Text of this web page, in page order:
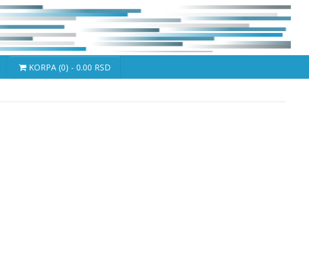
KORPA (0) - 0.00 RSD